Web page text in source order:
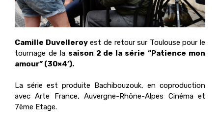
Camille Duvelleroyest de retour sur Toulouse pour le
tournage de la saison 2 de la série “Patience mon
amour” (30×4′).
La série est produite Bachibouzouk, en coproduction
avec Arte France, Auvergne-Rhône-Alpes Cinéma et
7ème Etage.